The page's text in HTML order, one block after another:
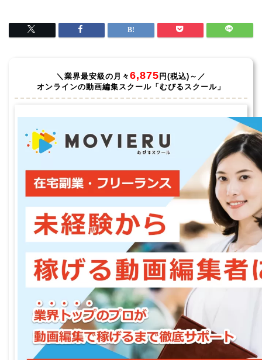
＼業界最安級の月々 6,875 円(税込)～／
オンラインの動画編集スクール「むびるスクール」